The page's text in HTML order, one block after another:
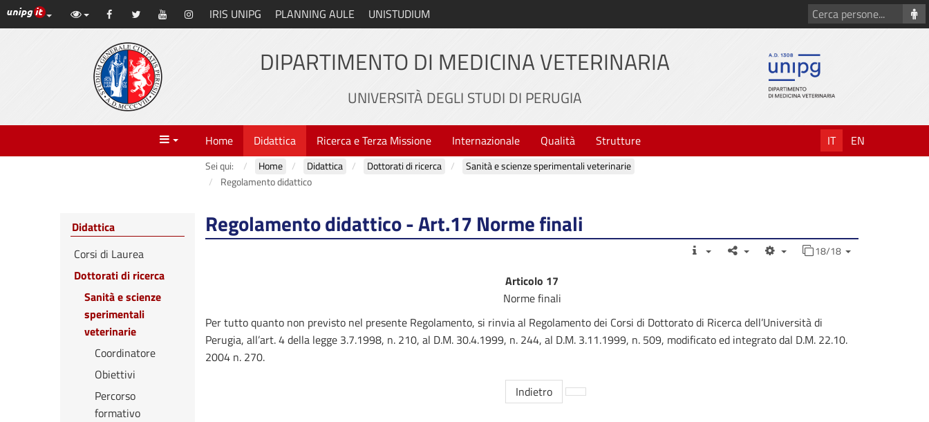
Vai
al
Link ai principali servizi web di Ateneo
Facebook Twitter YouTube Instagram
IRIS UNIPG PLANNING AULE UNISTUDIUM
Cerca
persone
DIPARTIMENTO DI MEDICINA VETERINARIA
UNIVERSITÀ DEGLI STUDI DI PERUGIA
Menu Home Didattica Ricerca e Terza Missione Internazionale Qualità Strutture IT EN
Sei qui: Home Didattica Dottorati di ricerca
Sanità e scienze sperimentali veterinarie
Regolamento didattico
Regolamento didattico - Art.17 Norme finali
18/18
Articolo 17
Norme finali
Per tutto quanto non previsto nel presente Regolamento, si rinvia al Regolamento dei Corsi di Dottorato di Ricerca dell’Università di
Perugia, all’art. 4 della legge 3.7.1998, n. 210, al D.M. 30.4.1999, n. 244, al D.M. 3.11.1999, n. 509, modificato ed integrato dal D.M. 22.10.
2004 n. 270.
Indietro
Didattica
Corsi di Laurea
Dottorati di ricerca
Sanità e scienze
sperimentali
veterinarie
Coordinatore
Obiettivi
Percorso
formativo